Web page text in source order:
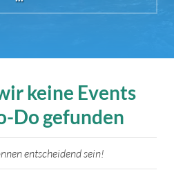
keine Events
Do gefunden
entscheidend sein!